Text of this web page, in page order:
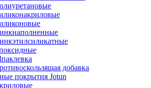
добавка
покрытия Jotun